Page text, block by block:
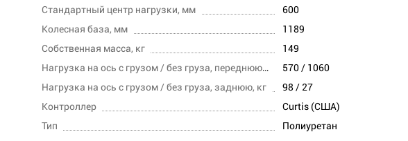
Стандартный центр нагрузки, мм
600
Колесная база, мм
1189
Собственная масса, кг
149
Нагрузка на ось с грузом / без груза, переднюю, кг
570 / 1060
Нагрузка на ось с грузом / без груза, заднюю, кг
98 / 27
Контроллер
Curtis (США)
Тип
Полиуретан